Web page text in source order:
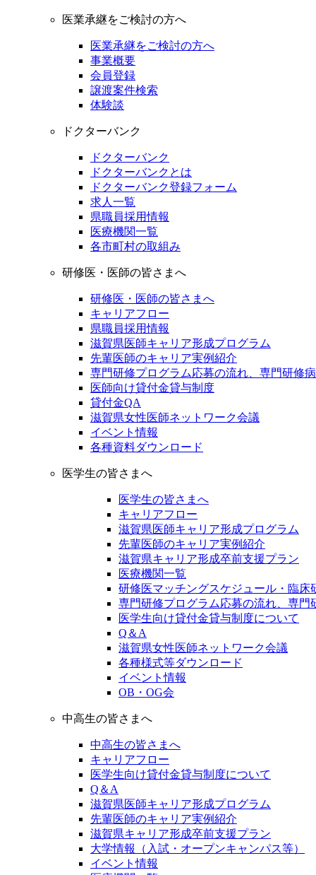
医業承継をご検討の方へ
医業承継をご検討の方へ
事業概要
会員登録
譲渡案件検索
体験談
ドクターバンク
ドクターバンク
ドクターバンクとは
ドクターバンク登録フォーム
求人一覧
県職員採用情報
医療機関一覧
各市町村の取組み
研修医・医師の皆さまへ
研修医・医師の皆さまへ
キャリアフロー
県職員採用情報
滋賀県医師キャリア形成プログラム
先輩医師のキャリア実例紹介
専門研修プログラム応募の流れ、専門研修
医師向け貸付金貸与制度
貸付金QA
滋賀県女性医師ネットワーク会議
イベント情報
各種資料ダウンロード
医学生の皆さまへ
医学生の皆さまへ
キャリアフロー
滋賀県医師キャリア形成プログラム
先輩医師のキャリア実例紹介
滋賀県キャリア形成卒前支援プラン
医療機関一覧
研修医マッチングスケジュール・臨床
専門研修プログラム応募の流れ、専門
医学生向け貸付金貸与制度について
Q＆A
滋賀県女性医師ネットワーク会議
各種様式等ダウンロード
イベント情報
OB・OG会
中高生の皆さまへ
中高生の皆さまへ
キャリアフロー
医学生向け貸付金貸与制度について
Q＆A
滋賀県医師キャリア形成プログラム
先輩医師のキャリア実例紹介
滋賀県キャリア形成卒前支援プラン
大学情報（入試・オープンキャンパス等）
イベント情報